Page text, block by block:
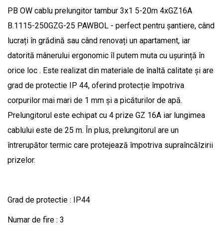
PB OW cablu prelungitor tambur 3x1 5-20m 4xGZ16A
B.1115-250GZG-25 PAWBOL - perfect pentru șantiere, când
lucrați în grădină sau când renovați un apartament, iar
datorită mânerului ergonomic îl putem muta cu ușurință în
orice loc . Este realizat din materiale de înaltă calitate și are
grad de protectie IP 44, oferind protecție împotriva
corpurilor mai mari de 1 mm și a picăturilor de apă.
Prelungitorul este echipat cu 4 prize GZ 16A iar lungimea
cablului este de 25 m. În plus, prelungitorul are un
întrerupător termic care protejează împotriva supraîncălzirii
prizelor.
Grad de protectie : IP44
Numar de fire : 3